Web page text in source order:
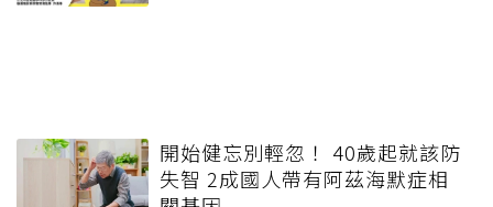
開始健忘別輕忽！ 40歲起就該防
失智 2成國人帶有阿茲海默症相